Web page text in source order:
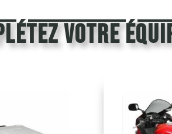
votre